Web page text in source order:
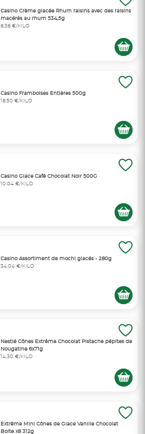
Casino Crème glacée Rhum raisins avec des raisins
macérés au rhum 534,5g
8,38 €/KILO
Casino Framboises Entières 500g
18,50 €/KILO
Casino Glace Café Chocolat Noir 500G
10,04 €/KILO
Casino Assortiment de mochi glacés - 280g
34,04 €/KILO
Nestlé Cônes Extrême Chocolat Pistache pépites de
Nougatine 6x71g
14,30 €/KILO
Extrême Mini Cônes de Glace Vanille Chocolat
Boite x8 312g